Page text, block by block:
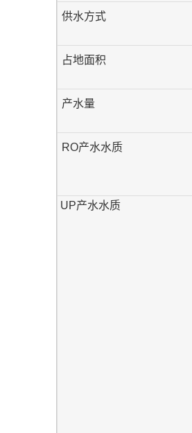
供水方式
占地面积
产水量
RO产水水质
UP产水水质